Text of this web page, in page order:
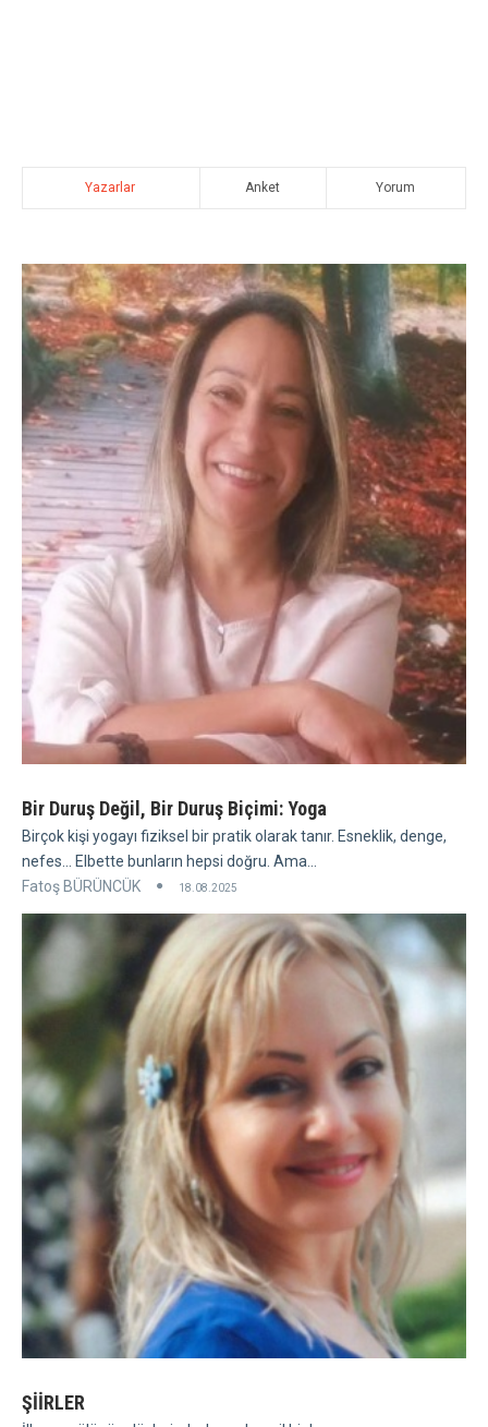
Yazarlar Anket Yorum
Bir Duruş Değil, Bir Duruş Biçimi: Yoga
Birçok kişi yogayı fiziksel bir pratik olarak tanır. Esneklik, denge,
nefes... Elbette bunların hepsi doğru. Ama...
Fatoş BÜRÜNCÜK
18.08.2025
ŞİİRLER